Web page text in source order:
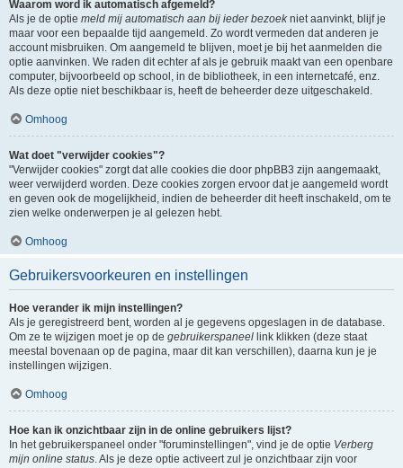
Waarom word ik automatisch afgemeld?
Als je de optie meld mij automatisch aan bij ieder bezoekniet aanvinkt, blijf je
maar voor een bepaalde tijd aangemeld. Zo wordt vermeden dat anderen je
account misbruiken. Om aangemeld te blijven, moet je bij het aanmelden die
optie aanvinken. We raden dit echter af als je gebruik maakt van een openbare
computer, bijvoorbeeld op school, in de bibliotheek, in een internetcafé, enz.
Als deze optie niet beschikbaar is, heeft de beheerder deze uitgeschakeld.
Omhoog
Wat doet "verwijder cookies"?
"Verwijder cookies" zorgt dat alle cookies die door phpBB3 zijn aangemaakt,
weer verwijderd worden. Deze cookies zorgen ervoor dat je aangemeld wordt
en geven ook de mogelijkheid, indien de beheerder dit heeft inschakeld, om te
zien welke onderwerpen je al gelezen hebt.
Omhoog
Gebruikersvoorkeuren en instellingen
Hoe verander ik mijn instellingen?
Als je geregistreerd bent, worden al je gegevens opgeslagen in de database.
Om ze te wijzigen moet je op de gebruikerspaneel link klikken (deze staat
meestal bovenaan op de pagina, maar dit kan verschillen), daarna kun je je
instellingen wijzigen.
Omhoog
Hoe kan ik onzichtbaar zijn in de online gebruikers lijst?
In het gebruikerspaneel onder "foruminstellingen", vind je de optie Verberg
mijn online status. Als je deze optie activeert zul je onzichtbaar zijn voor